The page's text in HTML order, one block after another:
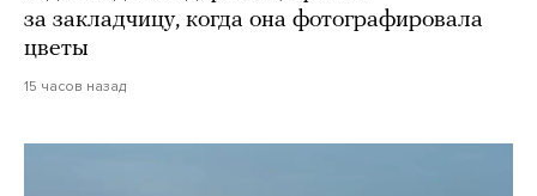
за закладчицу, когда она фотографировала
цветы
15 часов назад